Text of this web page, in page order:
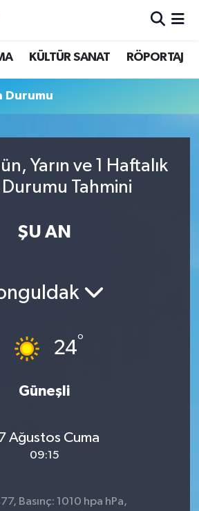
KÜLTÜR SANAT RÖPORTAJ
Durumu
Yarın ve 1 Haftalık
Durumu Tahmini
ŞU AN
24°
Güneşli
Ağustos Cuma
09:15
Basınç: 1010 hpa hPa,
Eczaneler
Yoğunluk Haritası
Durumu ve Fikstür